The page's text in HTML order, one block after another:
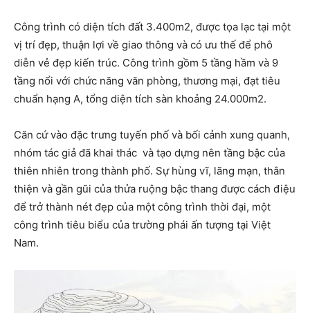
Công trình có diện tích đất 3.400m2, được tọa lạc tại một
vị trí đẹp, thuận lợi về giao thông và có ưu thế để phô
diễn vẻ đẹp kiến trúc. Công trình gồm 5 tầng hầm và 9
tầng nổi với chức năng văn phòng, thương mại, đạt tiêu
chuẩn hạng A, tổng diện tích sàn khoảng 24.000m2.
Căn cứ vào đặc trưng tuyến phố và bối cảnh xung quanh,
nhóm tác giả đã khai thác và tạo dựng nên tầng bậc của
thiên nhiên trong thành phố. Sự hùng vĩ, lãng mạn, thân
thiện và gần gũi của thửa ruộng bậc thang được cách điệu
để trở thành nét đẹp của một công trình thời đại, một
công trình tiêu biểu của trường phái ấn tượng tại Việt
Nam.